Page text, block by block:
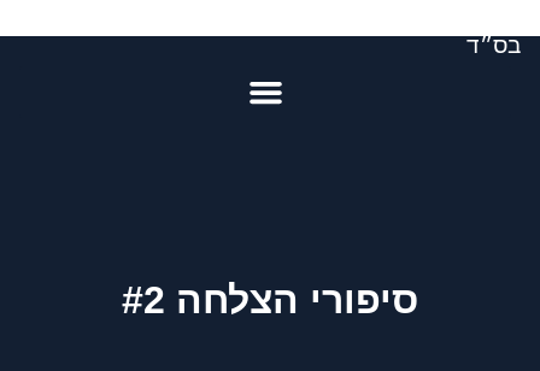
בס״ד
סיפורי הצלחה #2